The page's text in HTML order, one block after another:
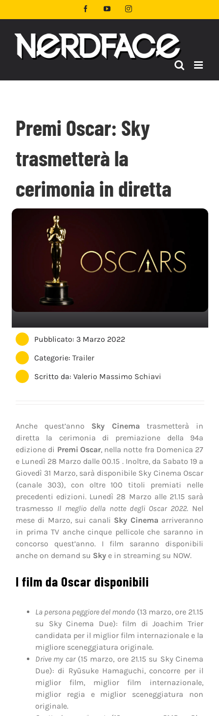
al
FacebookYouTubeInstagram
Premi Oscar: Sky
trasmetterà la
cerimonia in diretta
Pubblicato: 3 Marzo 2022
Categorie:Trailer
Scritto da:Valerio Massimo Schiavi
Anche quest’anno Sky Cinema trasmetterà in
diretta la cerimonia di premiazione della 94ª
edizione di Premi Oscar, nella notte fra Domenica 27
e Lunedì 28 Marzo dalle 00.15 . Inoltre, da Sabato 19 a
Giovedì 31 Marzo, sarà disponibile Sky Cinema Oscar
(canale 303), con oltre 100 titoli premiati nelle
precedenti edizioni. Lunedì 28 Marzo alle 21.15 sarà
trasmesso Il meglio della notte degli Oscar 2022. Nel
mese di Marzo, sui canali Sky Cinema arriveranno
in prima TV anche cinque pellicole che saranno in
concorso quest’anno. I film saranno disponibili
anche on demand su Sky e in streaming su NOW.
I film da Oscar disponibili
La persona peggiore del mondo (13 marzo, ore 21.15
su Sky Cinema Due): film di Joachim Trier
candidata per il miglior film internazionale e la
migliore sceneggiatura originale.
Drive my car(15 marzo, ore 21.15 su Sky Cinema
Due): di Ryūsuke Hamaguchi, concorre per il
miglior film, miglior film internazionale,
miglior regia e miglior sceneggiatura non
originale.